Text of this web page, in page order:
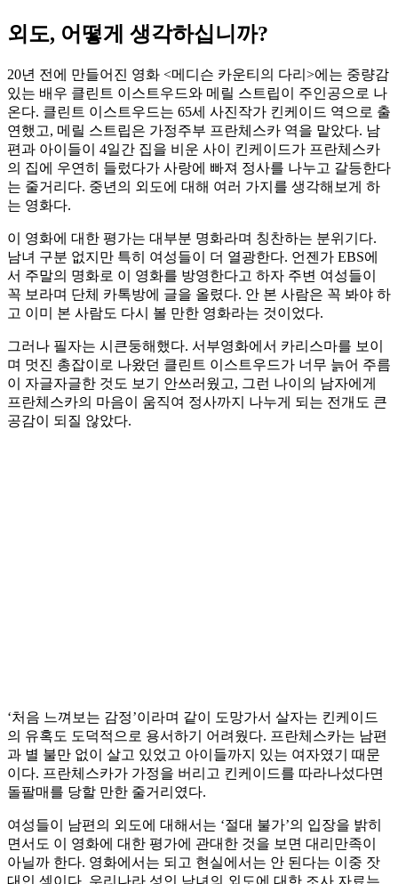
외도, 어떻게 생각하십니까?
20년 전에 만들어진 영화 <메디슨 카운티의 다리>에는 중량감
있는 배우 클린트 이스트우드와 메릴 스트립이 주인공으로 나
온다. 클린트 이스트우드는 65세 사진작가 킨케이드 역으로 출
연했고, 메릴 스트립은 가정주부 프란체스카 역을 맡았다. 남
편과 아이들이 4일간 집을 비운 사이 킨케이드가 프란체스카
의 집에 우연히 들렀다가 사랑에 빠져 정사를 나누고 갈등한다
는 줄거리다. 중년의 외도에 대해 여러 가지를 생각해보게 하
는 영화다.
이 영화에 대한 평가는 대부분 명화라며 칭찬하는 분위기다.
남녀 구분 없지만 특히 여성들이 더 열광한다. 언젠가 EBS에
서 주말의 명화로 이 영화를 방영한다고 하자 주변 여성들이
꼭 보라며 단체 카톡방에 글을 올렸다. 안 본 사람은 꼭 봐야 하
고 이미 본 사람도 다시 볼 만한 영화라는 것이었다.
그러나 필자는 시큰둥해했다. 서부영화에서 카리스마를 보이
며 멋진 총잡이로 나왔던 클린트 이스트우드가 너무 늙어 주름
이 자글자글한 것도 보기 안쓰러웠고, 그런 나이의 남자에게
프란체스카의 마음이 움직여 정사까지 나누게 되는 전개도 큰
공감이 되질 않았다.
‘처음 느껴보는 감정’이라며 같이 도망가서 살자는 킨케이드
의 유혹도 도덕적으로 용서하기 어려웠다. 프란체스카는 남편
과 별 불만 없이 살고 있었고 아이들까지 있는 여자였기 때문
이다. 프란체스카가 가정을 버리고 킨케이드를 따라나섰다면
돌팔매를 당할 만한 줄거리였다.
여성들이 남편의 외도에 대해서는 ‘절대 불가’의 입장을 밝히
면서도 이 영화에 대한 평가에 관대한 것을 보면 대리만족이
아닐까 한다. 영화에서는 되고 현실에서는 안 된다는 이중 잣